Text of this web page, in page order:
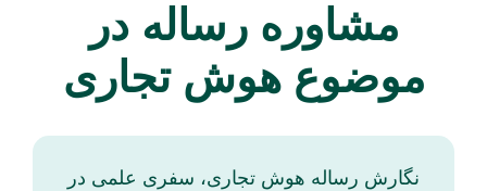
مشاوره رساله در
موضوع هوش تجاری
نگارش رساله‌ هوش تجاری، سفری علمی در